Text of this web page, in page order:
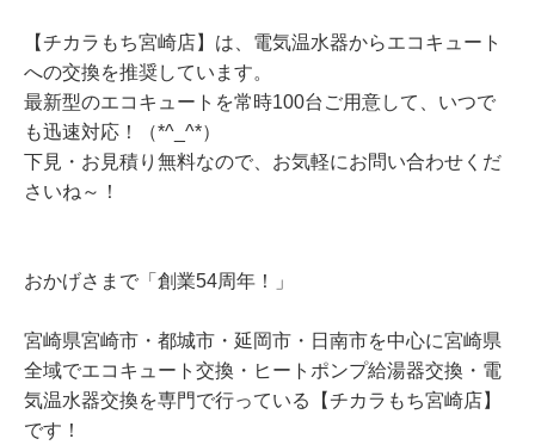
【チカラもち宮崎店】は、電気温水器からエコキュート
への交換を推奨しています。
最新型のエコキュートを常時100台ご用意して、いつで
も迅速対応！（*^_^*）
下見・お見積り無料なので、お気軽にお問い合わせくだ
さいね～！
おかげさまで「創業54周年！」
宮崎県宮崎市・都城市・延岡市・日南市を中心に宮崎県
全域でエコキュート交換・ヒートポンプ給湯器交換・電
気温水器交換を専門で行っている【チカラもち宮崎店】
です！